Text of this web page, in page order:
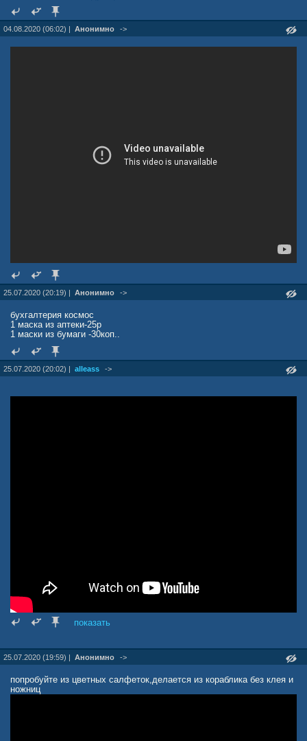
04.08.2020 (06:02) | Анонимно ->
25.07.2020 (20:19) | Анонимно ->
бухгалтерия космос
1 маска из аптеки-25р
1 маски из бумаги -30коп..
25.07.2020 (20:02) | alleass ->
показать
25.07.2020 (19:59) | Анонимно ->
попробуйте из цветных салфеток,делается из кораблика без клея и
ножниц